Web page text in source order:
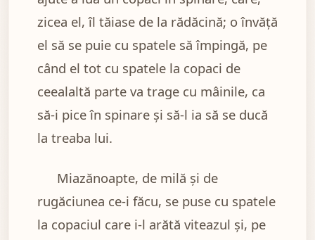
zicea el, îl tăiase de la rădăcină; o învăţă
el să se puie cu spatele să împingă, pe
când el tot cu spatele la copaci de
ceealaltă parte va trage cu mâinile, ca
să-i pice în spinare şi să-l ia să se ducă
la treaba lui.
Miazănoapte, de milă şi de
rugăciunea ce-i făcu, se puse cu spatele
la copaciul care i-l arătă viteazul şi, pe